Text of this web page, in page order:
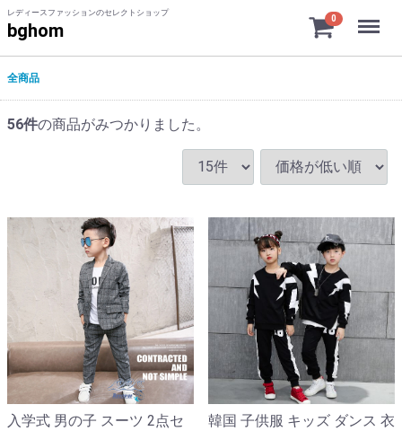
レディースファッションのセレクトショップ
bghom
0 Menu
全商品
56件の商品がみつかりました。
入学式 男の子 スーツ 2点セ
韓国 子供服 キッズ ダンス 衣